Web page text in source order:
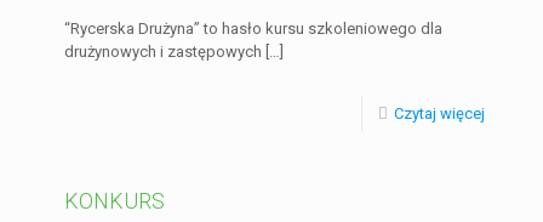
“Rycerska Drużyna” to hasło kursu szkoleniowego dla
drużynowych i zastępowych […]
Czytaj więcej
KONKURS